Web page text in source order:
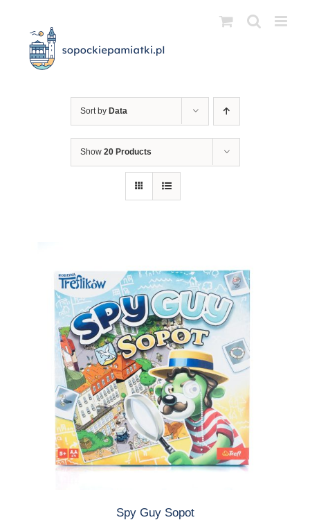
zawartości
Sort by Data
Show 20 Products
Spy Guy Sopot